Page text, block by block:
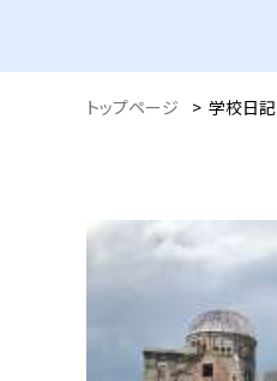
トップページ > 学校日記